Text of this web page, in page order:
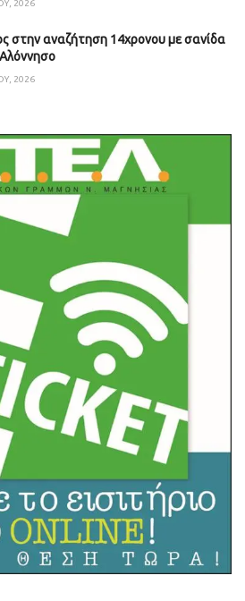
2026
στην αναζήτηση 14χρονου με σανίδα
2026